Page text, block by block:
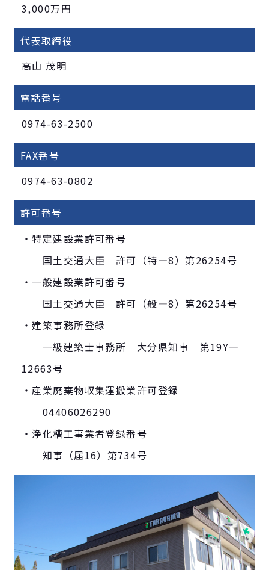
3,000万円
代表取締役
高山 茂明
電話番号
0974-63-2500
FAX番号
0974-63-0802
許可番号
・特定建設業許可番号
国土交通大臣 許可（特—8）第26254号
・一般建設業許可番号
国土交通大臣 許可（般—8）第26254号
・建築事務所登録
一級建築士事務所 大分県知事 第19Y—
12663号
・産業廃棄物収集運搬業許可登録
04406026290
・浄化槽工事業者登録番号
知事（届16）第734号